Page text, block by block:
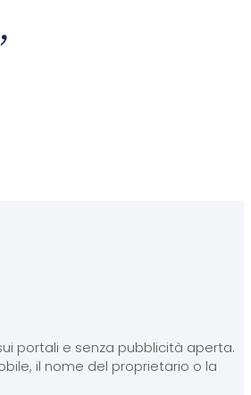
portali e senza pubblicità aperta.
il nome del proprietario o la